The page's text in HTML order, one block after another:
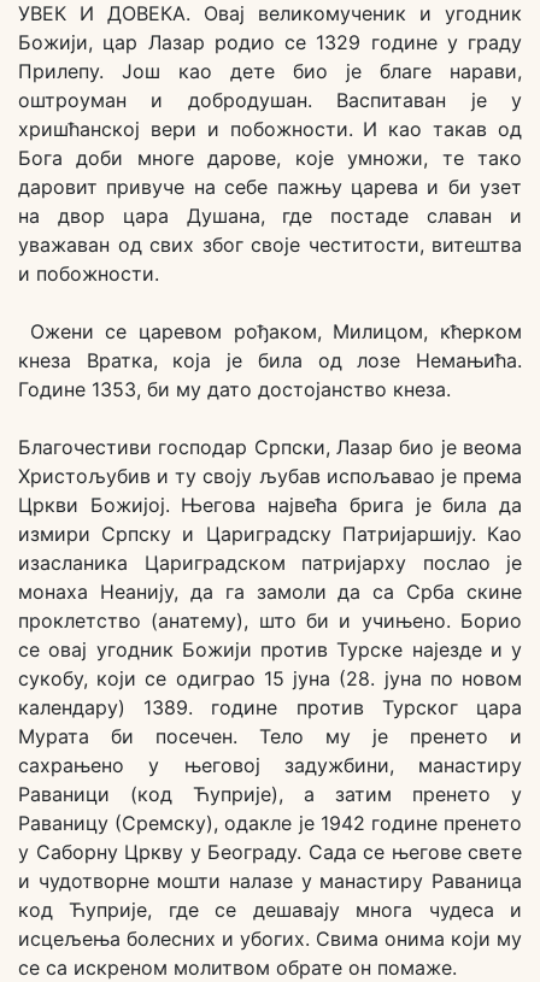
УВЕК И ДОВЕКА. Овај великомученик и угодник
Божији, цар Лазар родио се 1329 године у граду
Прилепу. Још као дете био је благе нарави,
оштроуман и добродушан. Васпитаван је у
хришћанској вери и побожности. И као такав од
Бога доби многе дарове, које умножи, те тако
даровит привуче на себе пажњу царева и би узет
на двор цара Душана, где постаде славан и
уважаван од свих због своје честитости, витештва
и побожности.
Ожени се царевом рођаком, Милицом, кћерком
кнеза Вратка, која је била од лозе Немањића.
Године 1353, би му дато достојанство кнеза.
Благочестиви господар Српски, Лазар био је веома
Христољубив и ту своју љубав испољавао је према
Цркви Божијој. Његова највећа брига је била да
измири Српску и Цариградску Патријаршију. Као
изасланика Цариградском патријарху послао је
монаха Неанију, да га замоли да са Срба скине
проклетство (анатему), што би и учињено. Борио
се овај угодник Божији против Турске најезде и у
сукобу, који се одиграо 15 јуна (28. јуна по новом
календару) 1389. године против Турског цара
Мурата би посечен. Тело му је пренето и
сахрањено у његовој задужбини, манастиру
Раваници (код Ћуприје), а затим пренето у
Раваницу (Сремску), одакле је 1942 године пренето
у Саборну Цркву у Београду. Сада се његове свете
и чудотворне мошти налазе у манастиру Раваница
код Ћуприје, где се дешавају многа чудеса и
исцељења болесних и убогих. Свима онима који му
се са искреном молитвом обрате он помаже.